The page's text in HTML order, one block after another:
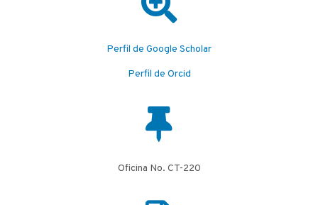
Perfil de Google Scholar
Perfil de Orcid
Oficina No. CT-220